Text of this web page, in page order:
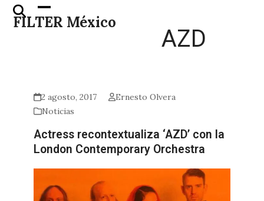
Skip
FILTER México
Open
mobile
Close
mobile
AZD
2 agosto, 2017
Ernesto Olvera
Noticias
Actress recontextualiza ‘AZD’ con la
London Contemporary Orchestra